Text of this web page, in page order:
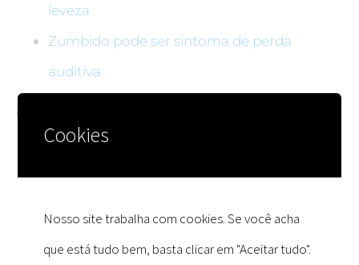
leveza
Zumbido pode ser sintoma de perda
auditiva
Categorias
Audição
Demência
Cookies
Nosso site trabalha com cookies. Se você acha
que está tudo bem, basta clicar em "Aceitar tudo".